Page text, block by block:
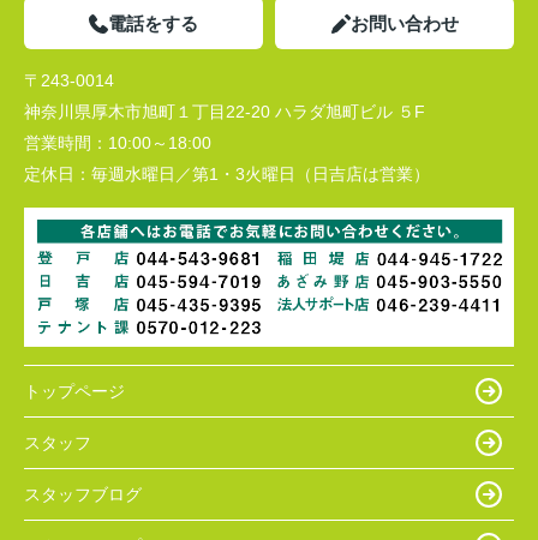
電話をする お問い合わせ
〒243-0014
神奈川県厚木市旭町１丁目22-20 ハラダ旭町ビル ５F
営業時間： 10:00～18:00
定休日： 毎週水曜日／第1・3火曜日（日吉店は営業）
トップページ
スタッフ
スタッフブログ